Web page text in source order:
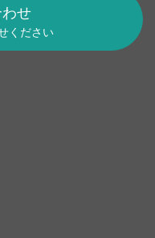
せ
ください